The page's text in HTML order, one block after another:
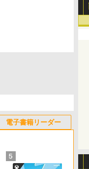
電子書籍リーダー